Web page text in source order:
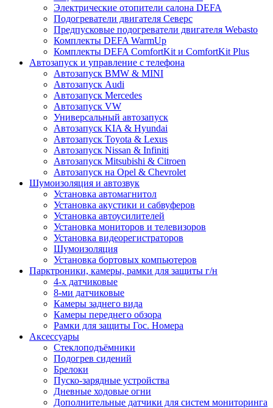
Электрические отопители салона DEFA
Подогреватели двигателя Северс
Предпусковые подогреватели двигателя Webasto
Комплекты DEFA WarmUp
Комплекты DEFA ComfortKit и ComfortKit Plus
Автозапуск и управление с телефона
Автозапуск BMW & MINI
Автозапуск Audi
Автозапуск Mercedes
Автозапуск VW
Универсальный автозапуск
Автозапуск KIA & Hyundai
Автозапуск Toyota & Lexus
Автозапуск Nissan & Infiniti
Автозапуск Mitsubishi & Citroen
Автозапуск на Opel & Chevrolet
Шумоизоляция и автозвук
Установка автомагнитол
Установка акустики и сабвуферов
Установка автоусилителей
Установка мониторов и телевизоров
Установка видеорегистраторов
Шумоизоляция
Установка бортовых компьютеров
Парктроники, камеры, рамки для защиты г/н
4-х датчиковые
8-ми датчиковые
Камеры заднего вида
Камеры переднего обзора
Рамки для защиты Гос. Номера
Аксессуары
Стеклоподъёмники
Подогрев сидений
Брелоки
Пуско-зарядные устройства
Дневные ходовые огни
Дополнительные датчики для систем мониторинга